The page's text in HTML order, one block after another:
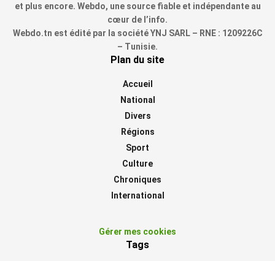
et plus encore. Webdo, une source fiable et indépendante au
cœur de l’info.
Webdo.tn est édité par la société YNJ SARL – RNE : 1209226C
– Tunisie.
Plan du site
Accueil
National
Divers
Régions
Sport
Culture
Chroniques
International
Gérer mes cookies
Tags